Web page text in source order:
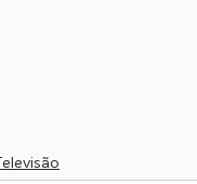
Televisão